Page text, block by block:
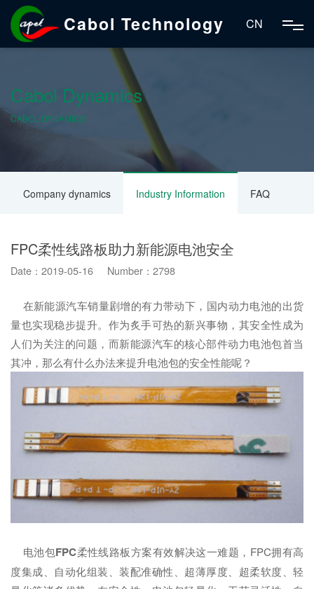
Cabol Technology CN
Cabol Dynamics
CABOL DYNAMICS
Company dynamics Industry Information FAQ
FPC柔性线路板助力新能源电池安全
Date：2019-05-16 Number：2798
在新能源汽车销量剧增的有力带动下，国内动力电池的出货
量也实现稳步提升。作为炙手可热的新兴事物，其安全性成为
人们为关注的问题，而新能源汽车的核心部件动力电池包首当
其冲，那么有什么办法来提升电池包的安全性能呢？
电池包FPC柔性线路板方案有效解决这一难题，FPC拥有高
度集成、自动化组装、装配准确性、超薄厚度、超柔软度、轻